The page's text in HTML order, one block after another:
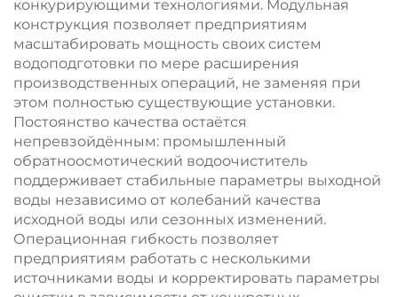
конкурирующими технологиями. Модульная
конструкция позволяет предприятиям
масштабировать мощность своих систем
водоподготовки по мере расширения
производственных операций, не заменяя при
этом полностью существующие установки.
Постоянство качества остаётся
непревзойдённым: промышленный
обратноосмотический водоочиститель
поддерживает стабильные параметры выходной
воды независимо от колебаний качества
исходной воды или сезонных изменений.
Операционная гибкость позволяет
предприятиям работать с несколькими
источниками воды и корректировать параметры